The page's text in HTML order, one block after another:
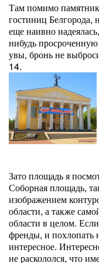
Там помимо
гостиниц Белгорода,
еще наивно
нибудь
увы, бронь не
14.
Зато площадь я
Соборная площадь,
изображением
области, а также
области в целом.
френды, и похлопать
интересное.
не раскололся, что